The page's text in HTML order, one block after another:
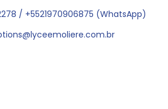
/ +5521970906875 (WhatsApp)